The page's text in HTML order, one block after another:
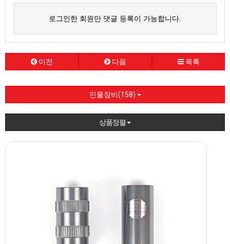
로그인한 회원만 댓글 등록이 가능합니다.
이전 다음 목록
민물장비(158)
상품정렬